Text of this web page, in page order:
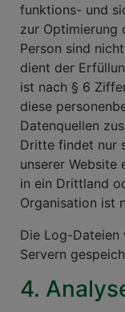
funktions- und
zur Optimierung
Person sind
dient der
ist nach § 6
diese
Datenquellen
Dritte findet nur
unserer
in ein Drittland
Organisation ist
Die Log-Dateien
Servern
4.